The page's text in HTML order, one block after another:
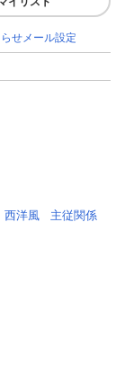
せメール設定
西洋風
主従関係